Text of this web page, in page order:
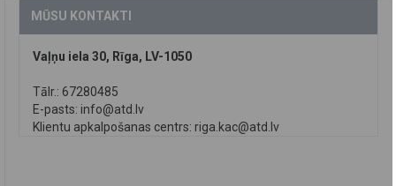
MŪSU KONTAKTI
Vaļņu iela 30, Rīga, LV-1050
Tālr.: 67280485
E-pasts: info@atd.lv
Klientu apkalpošanas centrs: riga.kac@atd.lv